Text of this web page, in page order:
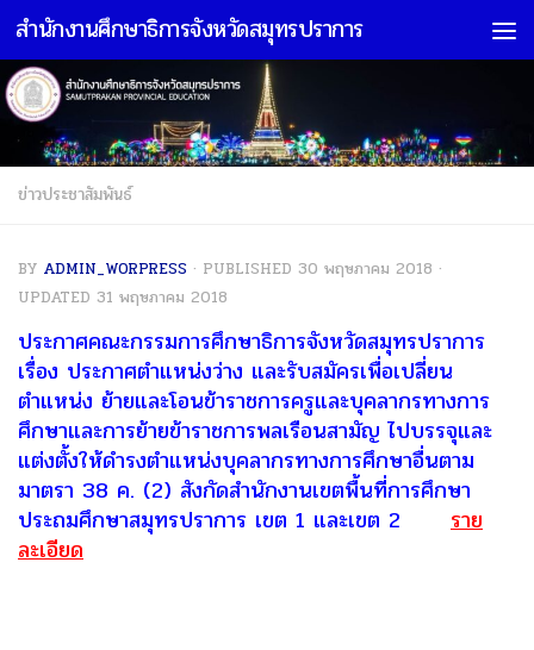
Skip to content
สำนักงานศึกษาธิการจังหวัดสมุทรปราการ
ข่าวประชาสัมพันธ์
BY ADMIN_WORPRESS · PUBLISHED 30 พฤษภาคม 2018 ·
UPDATED 31 พฤษภาคม 2018
ประกาศคณะกรรมการศึกษาธิการจังหวัดสมุทรปราการ
เรื่อง ประกาศตำแหน่งว่าง และรับสมัครเพื่อเปลี่ยน
ตำแหน่ง ย้ายและโอนข้าราชการครูและบุคลากรทางการ
ศึกษาและการย้ายข้าราชการพลเรือนสามัญ ไปบรรจุและ
แต่งตั้งให้ดำรงตำแหน่งบุคลากรทางการศึกษาอื่นตาม
มาตรา 38 ค. (2) สังกัดสำนักงานเขตพื้นที่การศึกษา
ประถมศึกษาสมุทรปราการ เขต 1 และเขต 2 ราย
ละเอียด